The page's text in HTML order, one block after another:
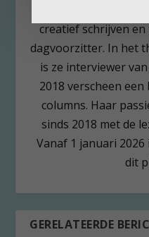
creatief schrijven
dagvoorzitter. In het
is ze interviewer
2018 verscheen
columns. Haar
sinds 2018 met de
Vanaf 1 januari
dit
GERELATEERDE